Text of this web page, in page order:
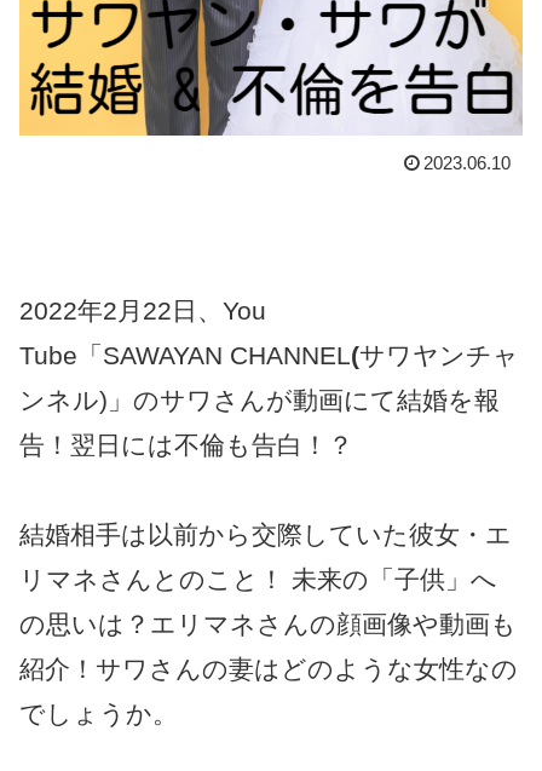
2023.06.10
2022年2月22日、You
Tube「SAWAYAN CHANNEL (サワヤンチャ
ンネル)」のサワさんが動画にて結婚を報
告！翌日には不倫も告白！？
結婚相手は以前から交際していた彼女・エ
リマネさんとのこと！ 未来の「子供」へ
の思いは？エリマネさんの顔画像や動画も
紹介！サワさんの妻はどのような女性なの
でしょうか。